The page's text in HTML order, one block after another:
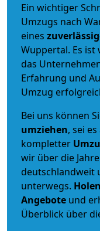
Ein wichtiger
Umzugs nach
eines
Wuppertal. Es ist
das
Erfahrung und
Umzug
Bei uns können
umziehen, sei es
kompletter
wir über die
deutschlandweit
unterwegs.
Angebote und
Überblick über